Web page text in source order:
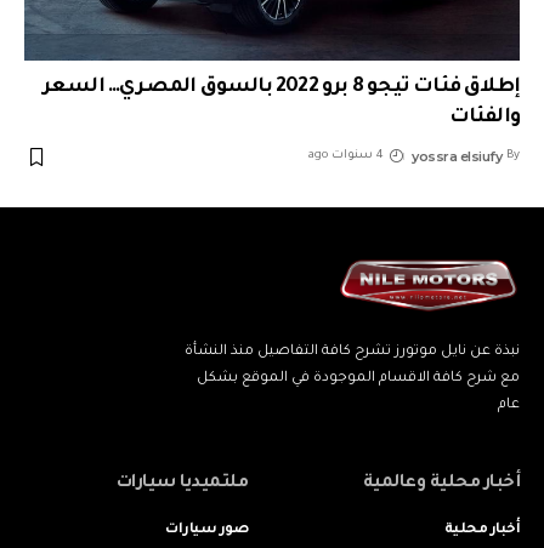
إطلاق فئات تيجو 8 برو 2022 بالسوق المصري… السعر
والفئات
By
yossra elsiufy 4 سنوات ago
نبذة عن نايل موتورز تشرح كافة التفاصيل منذ النشأة
مع شرح كافة الاقسام الموجودة في الموقع بشكل
عام
أخبار محلية وعالمية
أخبار محلية
ملتميديا سيارات
صور سيارات